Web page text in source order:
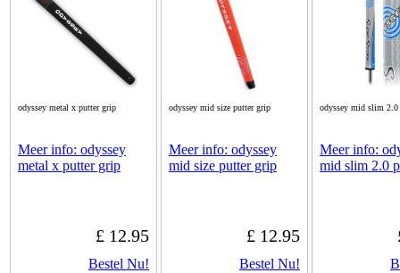
odyssey metal x putter grip
Meer info: odyssey
metal x putter grip
£ 12.95
Bestel Nu!
odyssey mid size putter grip
Meer info: odyssey
mid size putter grip
£ 12.95
Bestel Nu!
odyssey mid slim
Meer info:
mid slim 2.0